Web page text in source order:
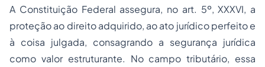
A Constituição Federal assegura, no art. 5º, XXXVI, a
proteção ao direito adquirido, ao ato jurídico perfeito e
à coisa julgada, consagrando a segurança jurídica
como valor estruturante. No campo tributário, essa